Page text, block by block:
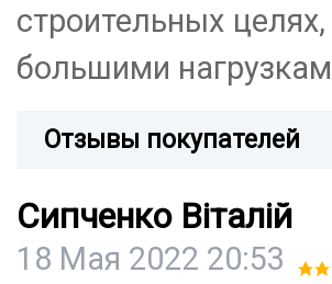
строительных
большими
Отзывы покупателей
Сипченко Віталій
18 Мая 2022 20:53